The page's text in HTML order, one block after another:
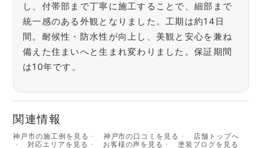
し、付帯部まで丁寧に施工することで、細部まで
統一感のある外観となりました。工期は約14日
間。耐候性・防水性が向上し、美観と安心を兼ね
備えた住まいへと生まれ変わりました。保証期間
は10年です。
関連情報
神戸市の施工例を見る 神戸市の口コミを見る
店舗トップへ
対応エリアを見る
お客様の声を見る
塗装ブログを見る